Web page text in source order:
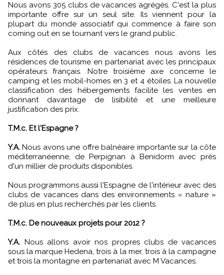
Nous avons 305 clubs de vacances agrégés. C'est la plus
importante offre sur un seul site. Ils viennent pour la
plupart du monde associatif qui commence à faire son
coming out en se tournant vers le grand public.
Aux côtés des clubs de vacances nous avons les
résidences de tourisme en partenariat avec les principaux
opérateurs français. Notre troisième axe concerne le
camping et les mobil-homes en 3 et 4 étoiles. La nouvelle
classification des hébergements facilite les ventes en
donnant davantage de lisibilité et une meilleure
justification des prix.
T.M.c. Et l'Espagne ?
Y.A. Nous avons une offre balnéaire importante sur la côte
méditerranéenne, de Perpignan à Benidorm avec près
d'un millier de produits disponibles.
Nous programmons aussi l'Espagne de l'intérieur avec des
clubs de vacances dans des environnements « nature »
de plus en plus recherchés par les clients.
T.M.c. De nouveaux projets pour 2012 ?
Y.A. Nous allons avoir nos propres clubs de vacances
sous la marque Hedena, trois à la mer, trois à la campagne
et trois la montagne en partenariat avec M Vacances.